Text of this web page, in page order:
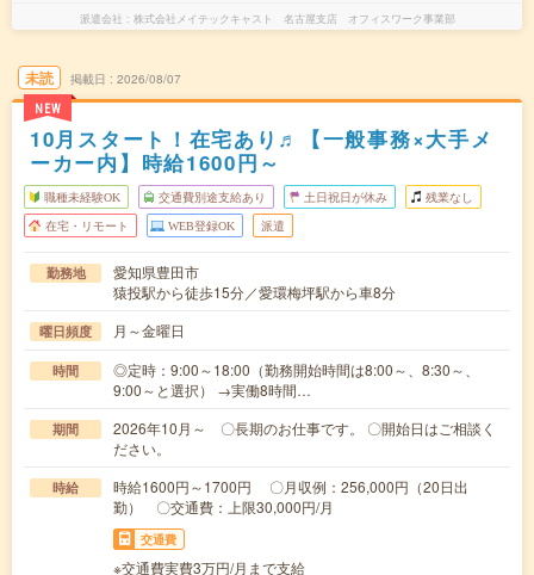
派遣会社 株式会社メイテックキャスト 名古屋支店 オフィスワーク事業部
未読
NEW
掲載日 2026/08/07
10月スタート！在宅あり♬【一般事務×大手メ
ーカー内】時給1600円～
職種未経験OK 交通費別途支給あり 土日祝日が休み 残業なし
在宅・リモート WEB登録OK 派遣
勤務地
愛知県豊田市
猿投駅から徒歩15分／愛環梅坪駅から車8分
曜日頻度 月～金曜日
時間
◎定時：9:00～18:00（勤務開始時間は8:00～、8:30～、
9:00～と選択） →実働8時間…
期間
2026年10月～ 〇長期のお仕事です。 〇開始日はご相談く
ださい。
時給
時給1600円～1700円 〇月収例：256,000円（20日出
勤） 〇交通費：上限30,000円/月
交通費
※交通費実費3万円/月まで支給